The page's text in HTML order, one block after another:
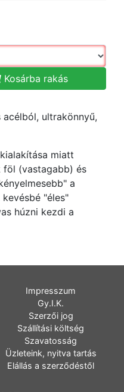
Kosárba rakás
ultrakönnyű,
miatt
föl (vastagabb) és
a
"éles"
húzni kezdi a
Impresszum
Gy.I.K.
Szerzői jog
Szállítási költség
Szavatosság
Üzleteink, nyitva tartás
Elállás a szerződéstől